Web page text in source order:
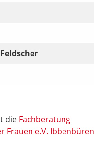
die Fachberatung
Frauen e.V. Ibbenbüren